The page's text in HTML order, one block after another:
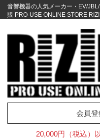
音響機器の人気メーカー・EV/
販 PRO-USE ONLINE STORE
会員
20,000円（税込）